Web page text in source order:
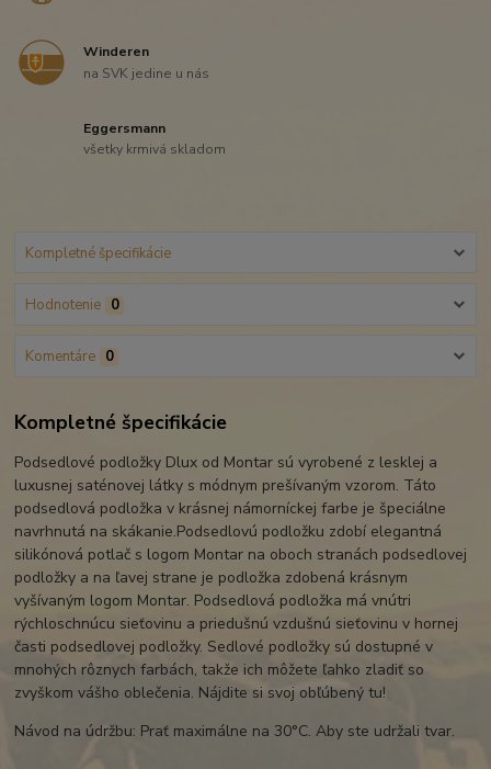
Winderen
na SVK jedine u nás
Eggersmann
všetky krmivá skladom
Kompletné špecifikácie
Hodnotenie 0
Komentáre 0
Kompletné špecifikácie
Podsedlové podložky Dlux od Montar sú vyrobené z lesklej a
luxusnej saténovej látky s módnym prešívaným vzorom. Táto
podsedlová podložka v krásnej námorníckej farbe je špeciálne
navrhnutá na skákanie.Podsedlovú podložku zdobí elegantná
silikónová potlač s logom Montar na oboch stranách podsedlovej
podložky a na ľavej strane je podložka zdobená krásnym
vyšívaným logom Montar. Podsedlová podložka má vnútri
rýchloschnúcu sieťovinu a priedušnú vzdušnú sieťovinu v hornej
časti podsedlovej podložky. Sedlové podložky sú dostupné v
mnohých rôznych farbách, takže ich môžete ľahko zladiť so
zvyškom vášho oblečenia. Nájdite si svoj obľúbený tu!
Návod na údržbu: Prať maximálne na 30°C. Aby ste udržali tvar.